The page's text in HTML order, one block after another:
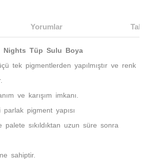
Yorumlar
Nights Tüp Sulu Boya
tek pigmentlerden yapılmıştır ve renk
ve karışım imkanı.
pigment yapısı
palete sıkıldıktan uzun süre sonra
sahiptir.